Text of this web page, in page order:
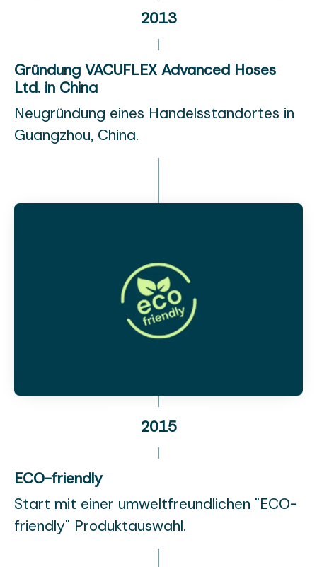
2013
Gründung VACUFLEX Advanced Hoses
Ltd. in China
Neugründung eines Handelsstandortes in
Guangzhou, China.
2015
ECO-friendly
Start mit einer umweltfreundlichen "ECO-
friendly" Produktauswahl.